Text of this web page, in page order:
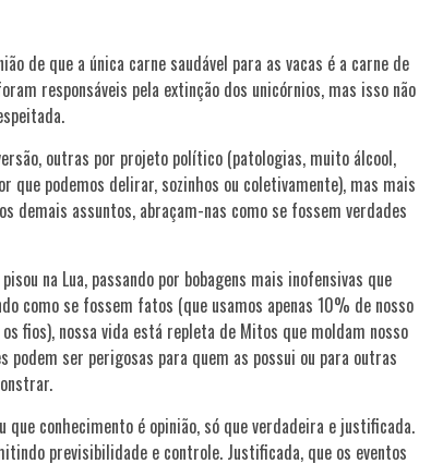
de que a única carne saudável para as vacas é a carne de
responsáveis pela extinção dos unicórnios, mas isso não
outras por projeto político (patologias, muito álcool,
podemos delirar, sozinhos ou coletivamente), mas mais
demais assuntos, abraçam-nas como se fossem verdades
na Lua, passando por bobagens mais inofensivas que
como se fossem fatos (que usamos apenas 10% de nosso
fios), nossa vida está repleta de Mitos que moldam nosso
ser perigosas para quem as possui ou para outras
conhecimento é opinião, só que verdadeira e justificada.
previsibilidade e controle. Justificada, que os eventos